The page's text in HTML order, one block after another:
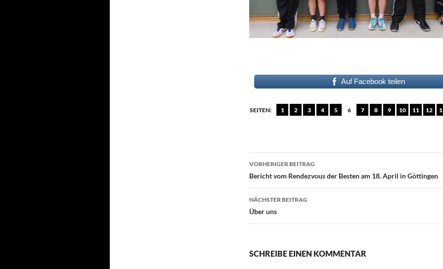
Auf Facebook teilen
SEITEN: 1 2 3 4 5 6 7 8 9 10 11 12
Beitragsnavigation
VORHERIGER BEITRAG
Bericht vom Rendezvous der Besten am 18. April in Göttingen
NÄCHSTER BEITRAG
Über uns
SCHREIBE EINEN KOMMENTAR